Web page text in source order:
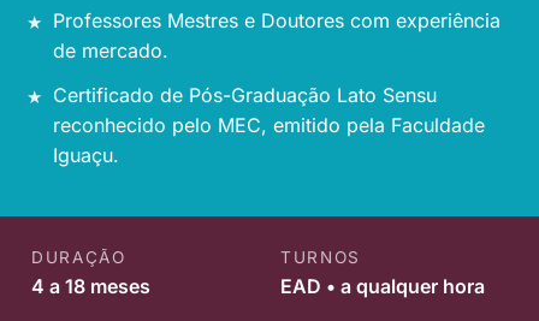
Professores Mestres e Doutores com experiência
de mercado.
Certificado de Pós-Graduação Lato Sensu
reconhecido pelo MEC, emitido pela Faculdade
Iguaçu.
DURAÇÃO
4 a 18 meses
TURNOS
EAD • a qualquer hora